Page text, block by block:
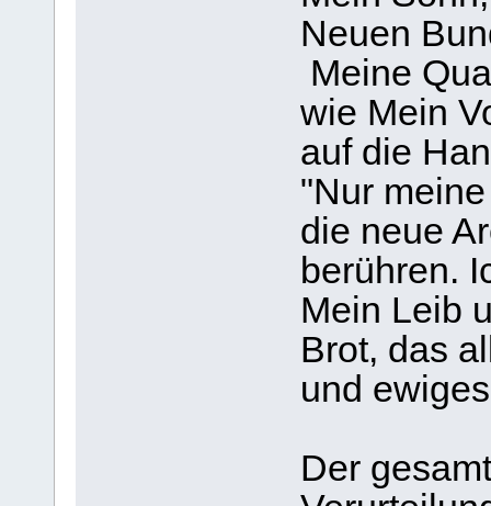
Neuen
Meine
wie Mein
auf die
"Nur
die neue
berühren.
Mein Leib
Brot, das
und
Der